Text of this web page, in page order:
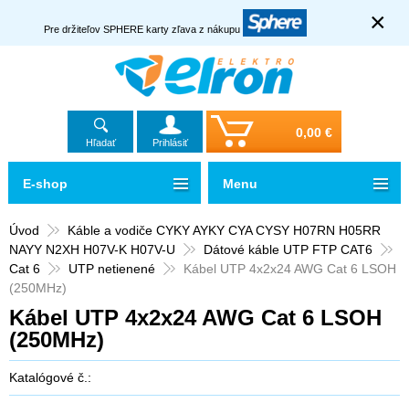
Pre držiteľov SPHERE karty zľava z nákupu ×
Hľadať Prihlásiť
0,00 €
Úvod
Káble a vodiče CYKY AYKY CYA CYSY H07RN H05RR
NAYY N2XH H07V-K H07V-U
Dátové káble UTP FTP CAT6
Cat 6
UTP netienené
Kábel UTP 4x2x24 AWG Cat 6 LSOH
(250MHz)
Kábel UTP 4x2x24 AWG Cat 6 LSOH
(250MHz)
Katalógové č.:
E-shop Menu